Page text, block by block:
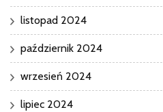
listopad 2024
październik 2024
wrzesień 2024
lipiec 2024